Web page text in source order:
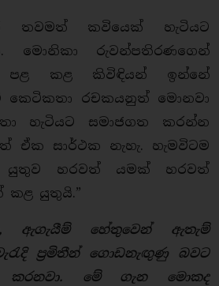
තවමත් කවියෙක් හැටියට
මොනිකා රුවන්පතිරණගෙන්
පළ කළ කිවිඳියන් ඉන්නේ
කෙටිකතා රචකයනුත් මොනවා
හැටියට සමාජගත කරන්න
ඒක සාර්ථක නැහැ. හැමවිටම
යුතුව හරවත් යමක් හරවත්
කළ යුතුයි.”
ඇගැයීම් හේතුවෙන් ඇතැම්
ප්‍රමිතීන් ගොඩනැඟුණු බවට
කරනවා. මේ ගැන මොකද